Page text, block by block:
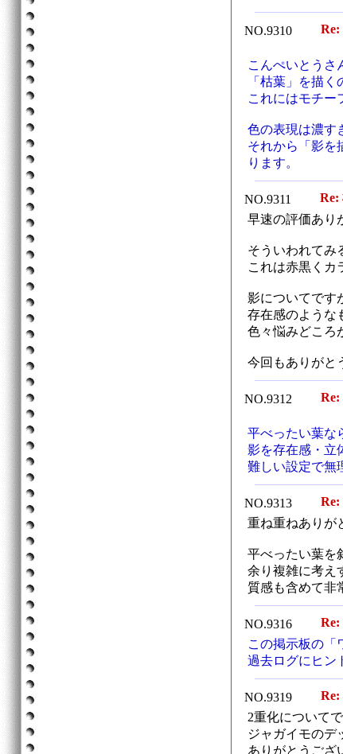
NO.9310 Re:
こんぺいとうさ
「枯葉」を描
これにはモチー
色の表現は濃す
それから「影を
ります。
NO.9311 Re:
早速の評価あり
そういわれてみ
これは赤黒くカ
影についてです
存在感のような
色々悩みどころ
今回もありがと
NO.9312 Re:
平べったい葉な
影を存在感・立
難しい設定で無
NO.9313 Re:
重ね重ねありが
平べったい葉を
余り複雑に考え
質感も含めて非
NO.9316 Re:
この掲示板の「
過去ログにヒン
NO.9319 Re:
2重化について
ジャガイモのデ
ありがとうござ